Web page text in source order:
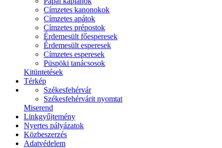
Címzetes kanonokok
Címzetes apátok
Címzetes prépostok
Érdemesült főesperesek
Érdemesült esperesek
Címzetes esperesek
Püspöki tanácsosok
Kitüntetések
Térkép
Székesfehérvár
Székesfehérvárit nyomtat
Miserend
Linkgyűjtemény
Nyertes pályázatok
Közbeszerzés
Adatvédelem